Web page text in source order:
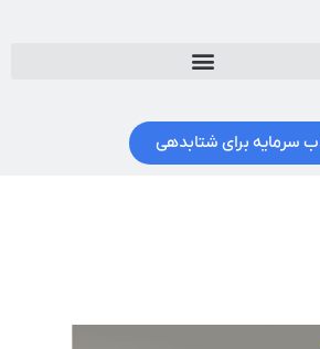
سرمایه برای شتابدهی